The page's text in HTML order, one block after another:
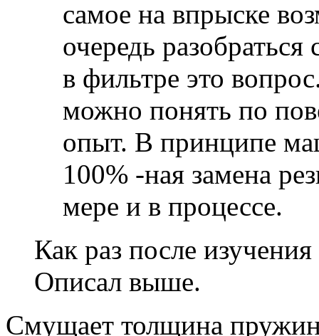
самое на впрыске
очередь
в фильтре это
можно понять по
опыт. В принципе
100% -ная замена
мере и в процессе.
Как раз после
Описал выше.
Смущает толщина